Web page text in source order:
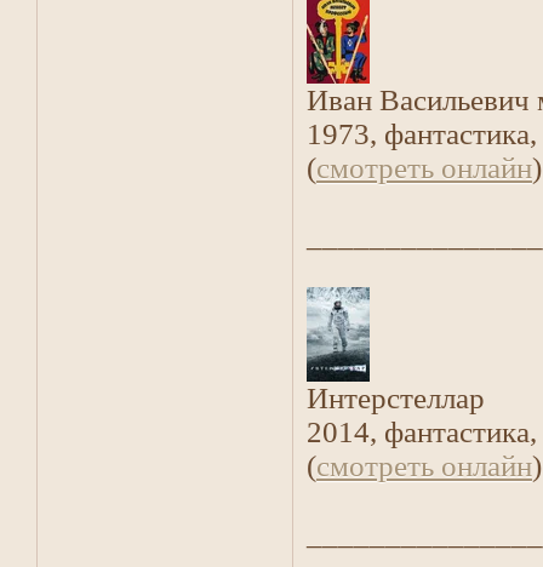
Иван Васильевич
1973,
(смотреть онлайн)
Интерстеллар
2014,
(смотреть онлайн)